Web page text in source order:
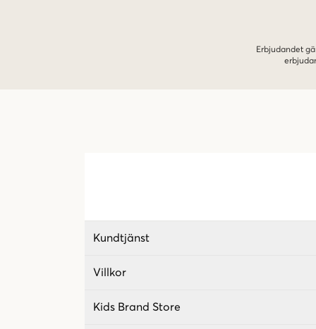
Erbjudandet
Kundtjänst
Villkor
Kids Brand Store